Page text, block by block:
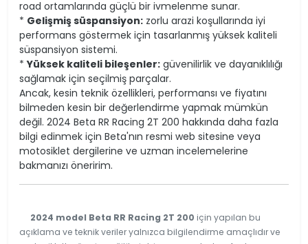
road ortamlarında güçlü bir ivmelenme sunar.
* Gelişmiş süspansiyon: zorlu arazi koşullarında iyi
performans göstermek için tasarlanmış yüksek kaliteli
süspansiyon sistemi.
*Yüksek kaliteli bileşenler: güvenilirlik ve dayanıklılığı
sağlamak için seçilmiş parçalar.
Ancak, kesin teknik özellikleri, performansı ve fiyatını
bilmeden kesin bir değerlendirme yapmak mümkün
değil. 2024 Beta RR Racing 2T 200 hakkında daha fazla
bilgi edinmek için Beta'nın resmi web sitesine veya
motosiklet dergilerine ve uzman incelemelerine
bakmanızı öneririm.
2024 model Beta RR Racing 2T 200 için yapılan bu
açıklama ve teknik veriler yalnızca bilgilendirme amaçlıdır ve